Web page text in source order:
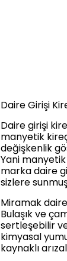
Daire Girişi
Daire girişi
manyetik
değişkenlik
Yani
marka daire
sizlere
Miramak
Bulaşık ve
sertleşebilir
kimyasal
kaynaklı